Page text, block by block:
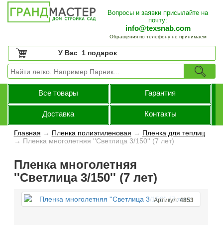
Вопросы и заявки присылайте на
почту:
info@texsnab.com
Обращения по телефону не принимаем
У Вас 1 подарок
Все товары Гарантия
Доставка Контакты
Главная → Пленка полиэтиленовая → Пленка для теплиц
→ Пленка многолетняя ''Светлица 3/150'' (7 лет)
Пленка многолетняя
''Светлица 3/150'' (7 лет)
Артикул:4853